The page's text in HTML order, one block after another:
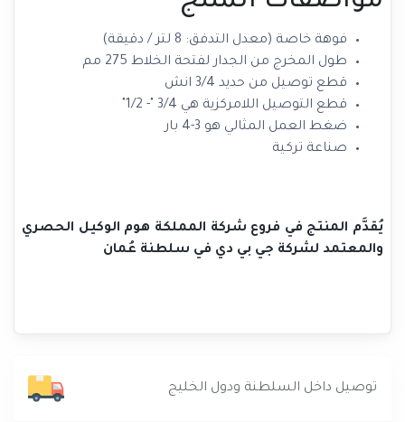
فوهة خاصة (معدل التدفق: 8 لتر / دقيقة)
طول المخرج من الجدار لفتحة الخلاط 275 مم
قطع توصيل من حديد 3/4 انش
قطع التوصيل اللامركزية هي 3/4 "- 1/2"
ضغط العمل المثالي هو 3-4 بار
صناعة تركية
يُقدَّم المنتج في فروع شركة المملكة هوم الوكيل الحصري
والمعتمد لشركة جي بي دي في سلطنة عُمان
توصيل داخل السلطنة ودول الخليج